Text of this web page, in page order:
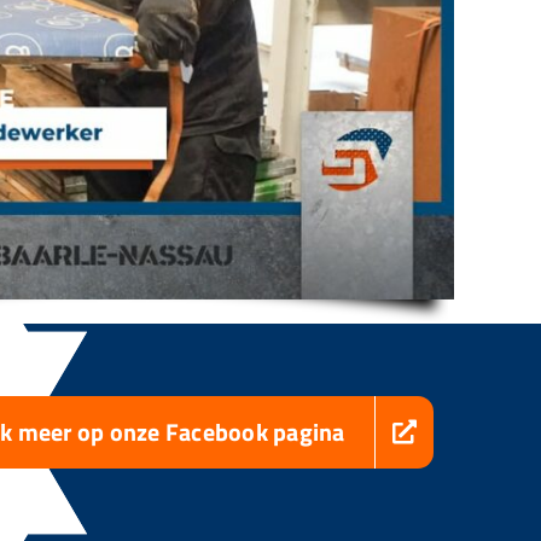
meer op onze Facebook pagina